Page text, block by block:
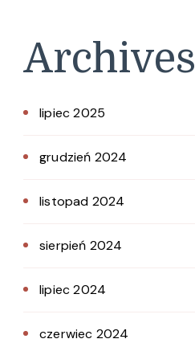
Archives
lipiec 2025
grudzień 2024
listopad 2024
sierpień 2024
lipiec 2024
czerwiec 2024